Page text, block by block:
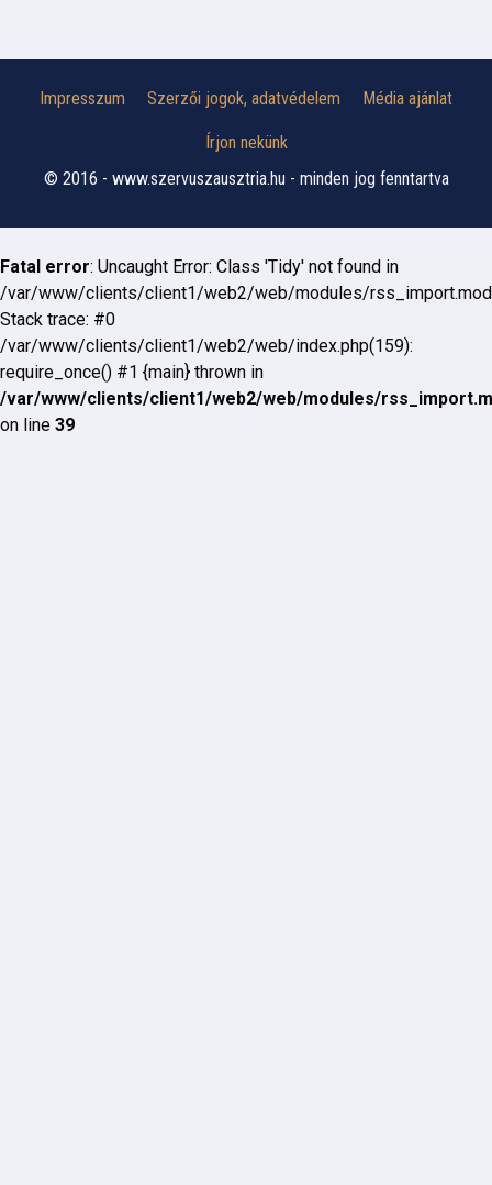
Impresszum Szerzői jogok, adatvédelem Média ajánlat
Írjon nekünk
© 2016 - www.szervuszausztria.hu - minden jog fenntartva
Fatal error: Uncaught Error: Class 'Tidy' not found in
/var/www/clients/client1/web2/web/modules/
Stack trace: #0
/var/www/clients/client1/web2/web/index.php(159):
require_once() #1 {main} thrown in
/var/www/clients/client1/web2/web/modules/
on line 39